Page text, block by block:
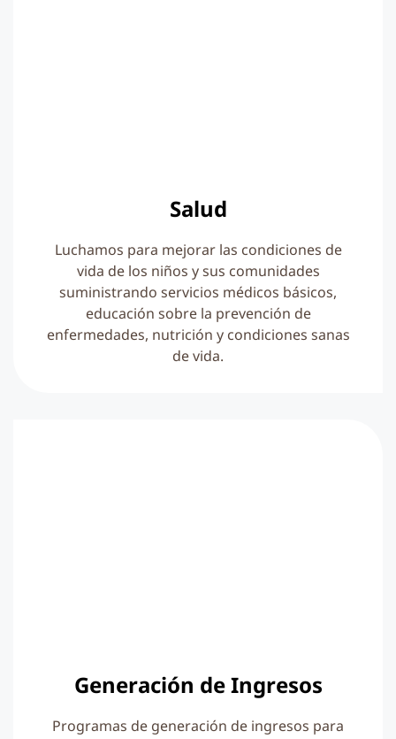
Salud
Luchamos para mejorar las condiciones de
vida de los niños y sus comunidades
suministrando servicios médicos básicos,
educación sobre la prevención de
enfermedades, nutrición y condiciones sanas
de vida.
Generación de Ingresos
Programas de generación de ingresos para